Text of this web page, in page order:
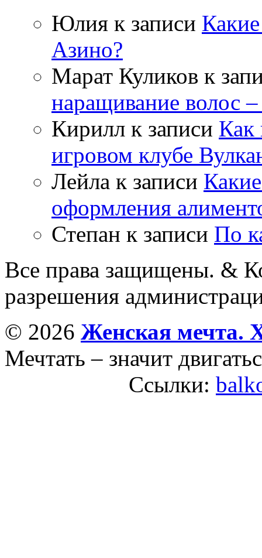
Юлия к записи
Азино?
Марат Куликов к
наращивание волос
Кирилл к записи Как
игровом клубе
Лейла к записи
оформления
Степан к записи По
Все права защищены. &
разрешения
© 2026 Женская мечта.
Мечтать – значит
Ссылки: